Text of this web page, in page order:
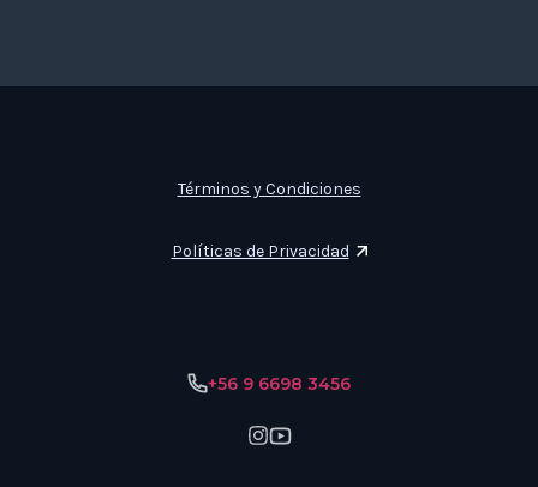
Términos y Condiciones
Políticas de Privacidad
+56 9 6698 3456